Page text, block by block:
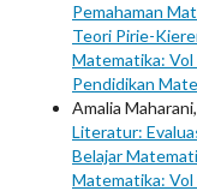
Pemahaman
Teori Pirie-
Matematika: Vol
Pendidikan
Amalia
Literatur:
Belajar
Matematika: Vol